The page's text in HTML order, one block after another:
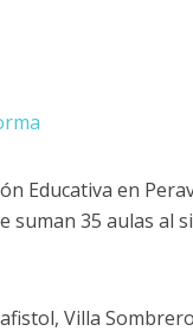
Educativa en
suman 35 aulas al
Villa